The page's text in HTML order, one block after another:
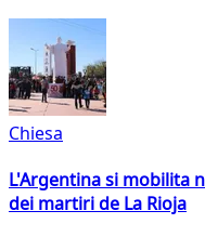
Chiesa
L'Argentina si mobilita
dei martiri de La Rioja